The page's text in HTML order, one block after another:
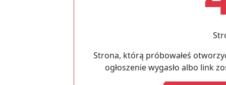
Strona, którą próbowałeś
ogłoszenie wygasło albo link